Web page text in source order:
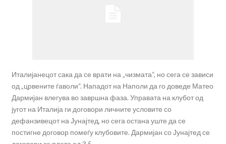
Италијанецот сака да се врати на „чизмата“, но сега се зависи
од „црвените ѓаволи“. Нападот на Наполи да го доведе Матео
Дармијан влегува во завршна фаза. Управата на клубот од
југот на Италија ги договори личните условите со
дефанзивецот на Јунајтед, но сега остана уште да се
постигне договор помеѓу клубовите. Дармијан со Јунајтед се